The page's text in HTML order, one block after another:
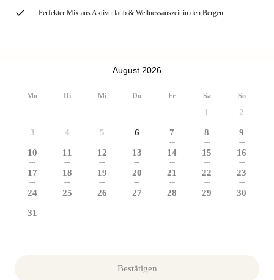
Perfekter Mix aus Aktivurlaub & Wellnessauszeit in den Bergen
August 2026
Mo Di Mi Do Fr Sa So
1 2
3 4 5 6 7
---
8
---
9
---
10
---
11
---
12
---
13
---
14
---
15
---
16
---
17
---
18
---
19
---
20
---
21
---
22
---
23
---
24
---
25
---
26
---
27
---
28
---
29
---
30
---
31
---
Bestätigen